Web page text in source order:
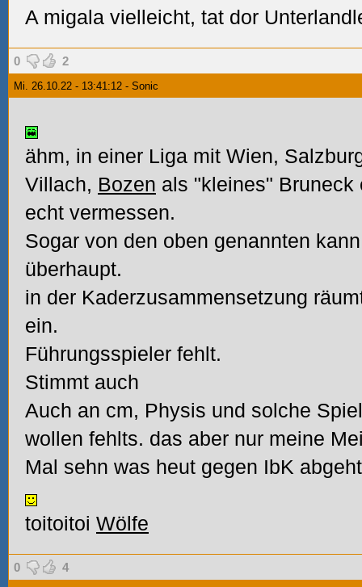
A migala vielleicht, tat dor
0 2
Mi. 26.10.22 - 13:41:12 - Sonic
ähm, in einer Liga mit Wien,
Villach, Bozen als "kleines"
echt vermessen.
Sogar von den oben genannten
überhaupt.
in der Kaderzusammensetzung
ein.
Führungsspieler fehlt.
Stimmt auch
Auch an cm, Physis und solche
wollen fehlts. das aber nur meine
Mal sehn was heut gegen IbK abgeht
toitoitoi Wölfe
0 4